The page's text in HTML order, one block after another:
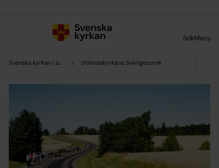
SökMeny
Svenska kyrkan i utlandet Utlandskyrkans Sverigeturné